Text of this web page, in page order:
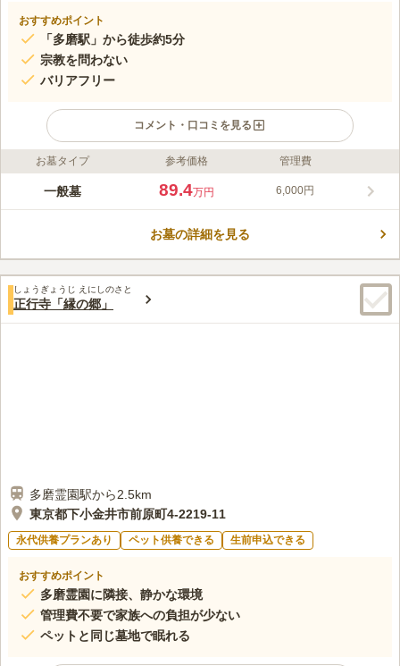
おすすめポイント
「多磨駅」から徒歩約5分
宗教を問わない
バリアフリー
コメント・口コミを見る
ライフドット編集部のコメント
さまざまな事情の方が安心して求められる「永代供養墓」もあり
がありません。また、犬や猫など愛するペット達とも一緒に入れ
口コミ評価
この霊園はまだ誰からも評価されていません。
お墓タイプ 参考価格 管理費
一般墓 89.4万円 6,000円
お墓の詳細を見る
しょうぎょうじ えにしのさと
正行寺「縁の郷」
多磨霊園駅から2.5km
東京都下小金井市前原町4-2219-11
永代供養プランあり ペット供養できる 生前申込できる
おすすめポイント
多磨霊園に隣接、静かな環境
管理費不要で家族への負担が少ない
ペットと同じ墓地で眠れる